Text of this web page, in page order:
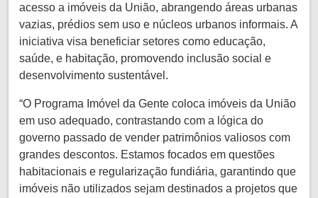
acesso a imóveis da União, abrangendo áreas urbanas
vazias, prédios sem uso e núcleos urbanos informais. A
iniciativa visa beneficiar setores como educação,
saúde, e habitação, promovendo inclusão social e
desenvolvimento sustentável.
“O Programa Imóvel da Gente coloca imóveis da União
em uso adequado, contrastando com a lógica do
governo passado de vender patrimônios valiosos com
grandes descontos. Estamos focados em questões
habitacionais e regularização fundiária, garantindo que
imóveis não utilizados sejam destinados a projetos que